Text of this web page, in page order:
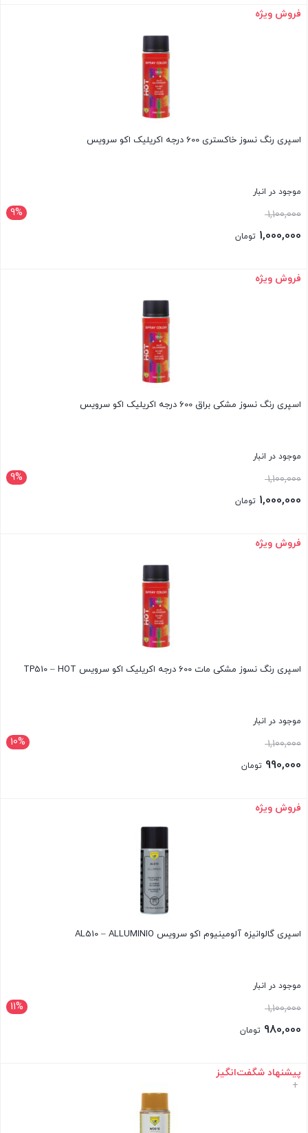
بود.
فعلی:
بستن
فروش ویژه
اسپری رنگ نسوز خاکستری 600 درجه اکریلیک اکو سرویس
موجود در انبار
9% 1,100,000قیمت
اصلی:
بود.
1,000,000 تومان
فعلی:
بستن
فروش ویژه
اسپری رنگ نسوز مشکی براق 600 درجه اکریلیک اکو سرویس
موجود در انبار
9% 1,100,000قیمت
اصلی:
بود.
1,000,000 تومان
فعلی:
بستن
فروش ویژه
اسپری رنگ نسوز مشکی مات 600 درجه اکریلیک اکو سرویس TP510 – HOT
موجود در انبار
10% 1,100,000قیمت
اصلی:
بود.
990,000 تومان
فعلی:
بستن
فروش ویژه
اسپری گالوانیزه آلومینیوم اکو سرویس AL510 – ALLUMINIO
موجود در انبار
11% 1,100,000قیمت
اصلی:
بود.
980,000 تومان
فعلی:
980,000 تومان.
بستن
پیشنهاد شگفت‌انگیز
+